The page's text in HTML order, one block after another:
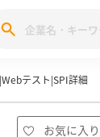
ーン
テスト|SPI詳細
お気に入り